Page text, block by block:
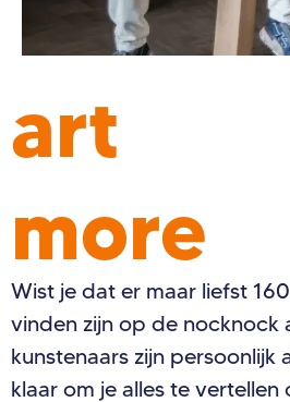
art
more
Wist je dat er maar liefst
vinden zijn op de nocknock
kunstenaars zijn persoonlijk
klaar om je alles te vertellen